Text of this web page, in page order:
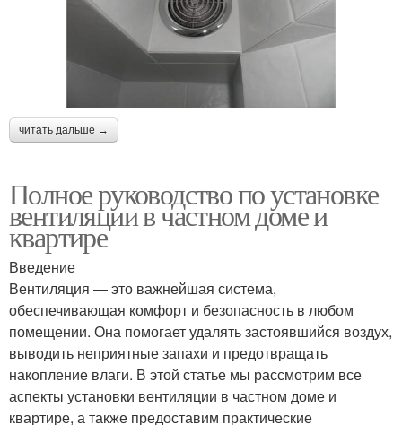
читать дальше →
Полное руководство по установке
вентиляции в частном доме и
квартире
Введение
Вентиляция — это важнейшая система,
обеспечивающая комфорт и безопасность в любом
помещении. Она помогает удалять застоявшийся воздух,
выводить неприятные запахи и предотвращать
накопление влаги. В этой статье мы рассмотрим все
аспекты установки вентиляции в частном доме и
квартире, а также предоставим практические